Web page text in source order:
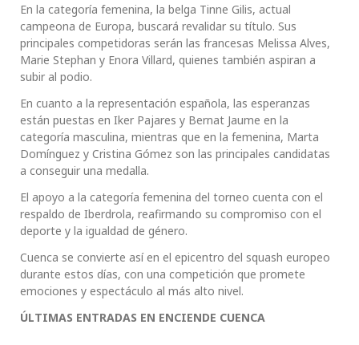
En la categoría femenina, la belga Tinne Gilis, actual
campeona de Europa, buscará revalidar su título. Sus
principales competidoras serán las francesas Melissa Alves,
Marie Stephan y Enora Villard, quienes también aspiran a
subir al podio.
En cuanto a la representación española, las esperanzas
están puestas en Iker Pajares y Bernat Jaume en la
categoría masculina, mientras que en la femenina, Marta
Domínguez y Cristina Gómez son las principales candidatas
a conseguir una medalla.
El apoyo a la categoría femenina del torneo cuenta con el
respaldo de Iberdrola, reafirmando su compromiso con el
deporte y la igualdad de género.
Cuenca se convierte así en el epicentro del squash europeo
durante estos días, con una competición que promete
emociones y espectáculo al más alto nivel.
ÚLTIMAS ENTRADAS EN ENCIENDE CUENCA